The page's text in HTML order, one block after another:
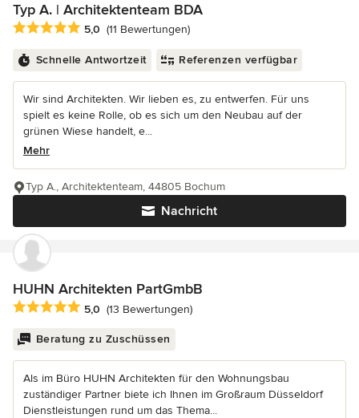
Typ A. | Architektenteam BDA
Durchschnittliche Bewertung: 5 von 5 Sternen
5,0 (11 Bewertungen)
Schnelle Antwortzeit Referenzen verfügbar
Wir sind Architekten. Wir lieben es, zu entwerfen. Für uns
spielt es keine Rolle, ob es sich um den Neubau auf der
grünen Wiese handelt, e...
Mehr
Nachricht
Typ A., Architektenteam, 44805 Bochum
HUHN Architekten PartGmbB
Durchschnittliche Bewertung: 5 von 5 Sternen
5,0 (13 Bewertungen)
Beratung zu Zuschüssen
Als im Büro HUHN Architekten für den Wohnungsbau
zuständiger Partner biete ich Ihnen im Großraum Düsseldorf
Dienstleistungen rund um das Thema...